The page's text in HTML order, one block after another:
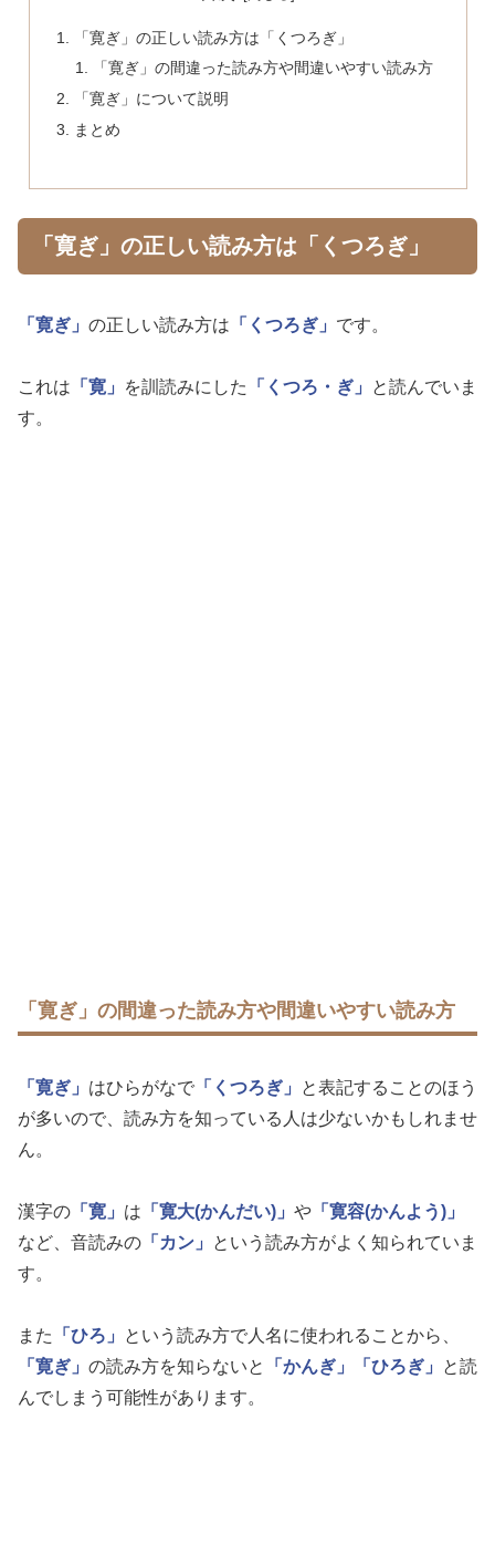
「寛ぎ」の正しい読み方は「くつろぎ」
「寛ぎ」の間違った読み方や間違いやすい読み方
「寛ぎ」について説明
まとめ
「寛ぎ」の正しい読み方は「くつろぎ」
「寛ぎ」 の正しい読み方は 「くつろぎ」 です。
これは 「寛」 を訓読みにした 「くつろ・ぎ」
と読んでいま
す。
「寛ぎ」の間違った読み方や間違いやすい読み方
「寛ぎ」 はひらがなで 「くつろぎ」
と表記することのほう
が多いので、読み方を知っている人は少ないかもしれませ
ん。
漢字の 「寛」 は 「寛大(かんだい)」 や 「寛容(かんよう)」
など、音読みの 「カン」
という読み方がよく知られていま
す。
また 「ひろ」
という読み方で人名に使われることから、
「寛ぎ」 の読み方を知らないと 「かんぎ」 「ひろぎ」
と読
んでしまう可能性があります。